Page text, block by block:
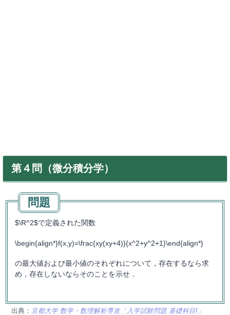
第４問（微分積分学）
$\R^2$で定義された関数
\begin{align*}f(x,y)=\frac{xy(xy+4)}{x^2+y^2+1}\end{align*}
の最大値および最小値のそれぞれについて，存在するなら求
め，存在しないならそのことを示せ．
出典： 京都大学 数学・数理解析専攻「入学試験問題 基礎科目I」